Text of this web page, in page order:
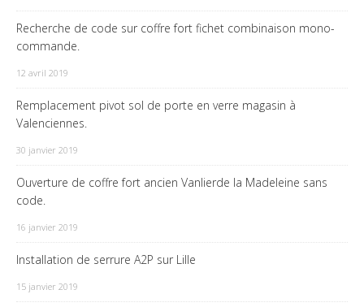
Recherche de code sur coffre fort fichet combinaison mono-
commande.
12 avril 2019
Remplacement pivot sol de porte en verre magasin à
Valenciennes.
30 janvier 2019
Ouverture de coffre fort ancien Vanlierde la Madeleine sans
code.
16 janvier 2019
Installation de serrure A2P sur Lille
15 janvier 2019